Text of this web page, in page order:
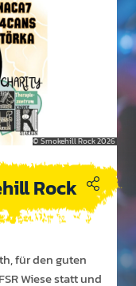
Smokehill Rock 2026
Rock
für den guten
Wiese statt und